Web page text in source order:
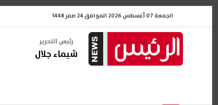
الجمعة 07 أغسطس 2026 الموافق 24 صفر 1448
رئيس التحرير
شيماء جلال